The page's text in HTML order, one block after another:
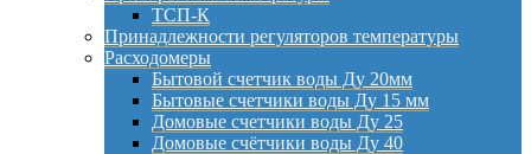
ТСП-К
Принадлежности регуляторов температуры
Расходомеры
Бытовой счетчик воды Ду 20мм
Бытовые счетчики воды Ду 15 мм
Домовые счетчики воды Ду 25
Домовые счётчики воды Ду 40